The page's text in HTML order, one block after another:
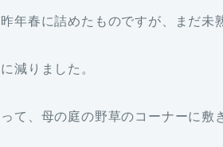
年春に詰めたものですが、まだ
減りました。
て、母の庭の野草のコーナーに敷